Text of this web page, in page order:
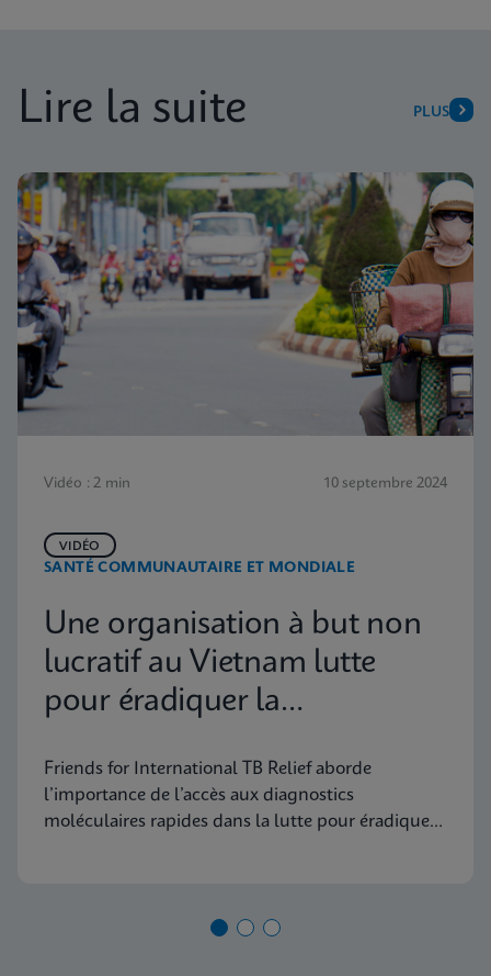
Lire la suite PLUS
Vidéo : 2 min 10 septembre 2024
SANTÉ COMMUNAUTAIRE ET MONDIALE
VIDÉO
Une organisation à but non
lucratif au Vietnam lutte
pour éradiquer la
Friends for International TB Relief aborde
l’importance de l’accès aux diagnostics
moléculaires rapides dans la lutte pour éradiquer